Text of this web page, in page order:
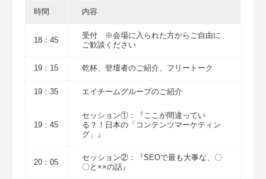
時間 内容
18：45
受付 ※会場に入られた方からご自由に
ご歓談ください
19：15 乾杯、登壇者のご紹介、フリートーク
19：35 エイチームグループのご紹介
19：45
セッション①：『ここが間違ってい
る？！日本の「コンテンツマーケティン
グ」』
20：05
セッション②：『SEOで最も大事な、〇
〇と××の話』